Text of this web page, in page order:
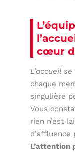
cœur
L’accueil
chaque
singulière
Vous
rien n’est
d’affluence
L’attention